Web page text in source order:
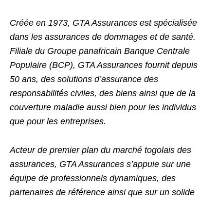
Créée en 1973, GTA Assurances est spécialisée
dans les assurances de dommages et de santé.
Filiale du Groupe panafricain Banque Centrale
Populaire (BCP), GTA Assurances fournit depuis
50 ans, des solutions d’assurance des
responsabilités civiles, des biens ainsi que de la
couverture maladie aussi bien pour les individus
que pour les entreprises.
Acteur de premier plan du marché togolais des
assurances, GTA Assurances s’appuie sur une
équipe de professionnels dynamiques, des
partenaires de référence ainsi que sur un solide